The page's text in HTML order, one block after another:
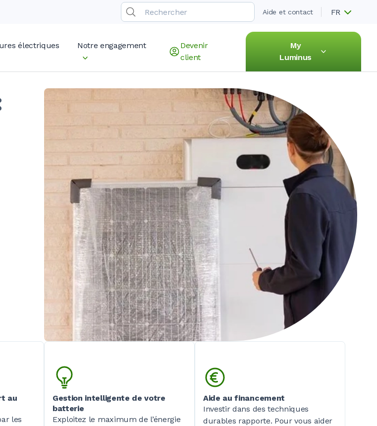
Aide et contact FR
électriques Notre engagement
Devenir
client
My
Luminus
au
les
Gestion intelligente de votre
batterie
Exploitez le maximum de l’énergie
Aide au financement
Investir dans des techniques
durables rapporte. Pour vous aider